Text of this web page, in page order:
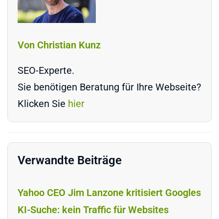
Von Christian Kunz
SEO-Experte.
Sie benötigen Beratung für Ihre Webseite?
Klicken Sie hier
Verwandte Beiträge
Yahoo CEO Jim Lanzone kritisiert Googles
KI-Suche: kein Traffic für Websites